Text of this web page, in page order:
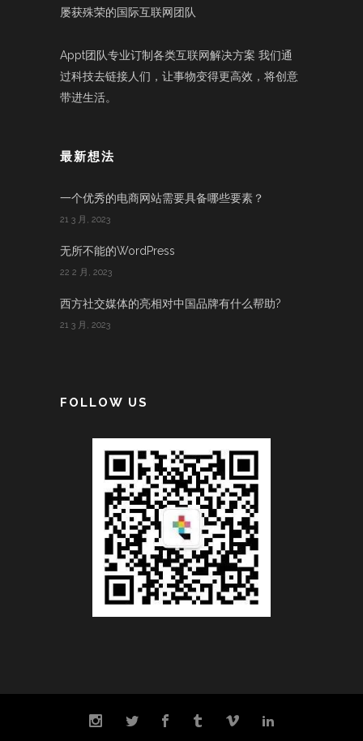
屡获殊荣的国际互联网团队
Appt团队专业订制各类互联网解决方案 我们通
过科技去链接人们，让事物变得更高效，将创意
带进生活。
最新想法
一个优秀的电商网站需要具备哪些要素？
21 3 月, 2023
无所不能的WordPress
22 2 月, 2023
西方社交媒体的亮相对中国品牌有什么帮助?
21 3 月, 2023
FOLLOW US